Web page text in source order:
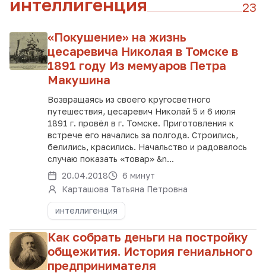
интеллигенция
23
«Покушение» на жизнь
цесаревича Николая в Томске в
1891 году Из мемуаров Петра
Макушина
Возвращаясь из своего кругосветного
путешествия, цесаревич Николай 5 и 6 июля
1891 г. провёл в г. Томске. Приготовления к
встрече его начались за полгода. Строились,
белились, красились. Начальство и радовалось
случаю показать «товар» &n...
20.04.2018
6 минут
Карташова Татьяна Петровна
интеллигенция
Как собрать деньги на постройку
общежития. История гениального
предпринимателя